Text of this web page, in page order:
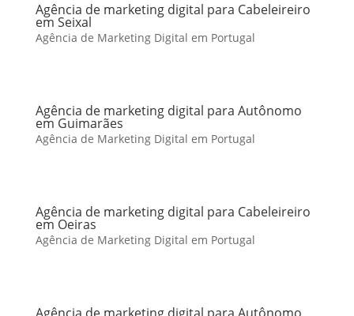
Agência de marketing digital para Cabeleireiro
em Seixal
Agência de Marketing Digital em Portugal
Agência de marketing digital para Autônomo
em Guimarães
Agência de Marketing Digital em Portugal
Agência de marketing digital para Cabeleireiro
em Oeiras
Agência de Marketing Digital em Portugal